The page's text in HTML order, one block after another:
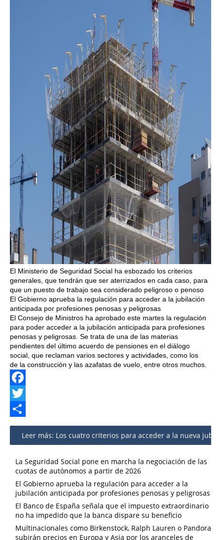
El Ministerio de Seguridad Social ha esbozado los criterios
generales, que tendrán que ser aterrizados en cada caso, para
que un puesto de trabajo sea considerado peligroso o penoso
El Gobierno aprueba la regulación para acceder a la jubilación
anticipada por profesiones penosas y peligrosas
El Consejo de Ministros ha aprobado este martes la regulación
para poder acceder a la jubilación anticipada para profesiones
penosas y peligrosas. Se trata de una de las materias
pendientes del último acuerdo de pensiones en el diálogo
social, que reclaman varios sectores y actividades, como los
de la construcción y las azafatas de vuelo, entre otros muchos.
Facebook
Twitter
Share
Leer más: Los cuatro criterios para acceder a la nueva
La Seguridad Social pone en marcha la negociación de las
cuotas de autónomos a partir de 2026
El Gobierno aprueba la regulación para acceder a la
jubilación anticipada por profesiones penosas y peligrosas
El Banco de España señala que el impuesto extraordinario
no ha impedido que la banca dispare su beneficio
Multinacionales como Birkenstock, Ralph Lauren o Pandora
subirán precios en Europa y Asia por los aranceles de